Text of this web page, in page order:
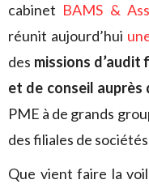
cabinet BAMS &
réunit aujourd’hui
des missions d’audit
et de conseil auprès
PME à de grands
des filiales de
Que vient faire la